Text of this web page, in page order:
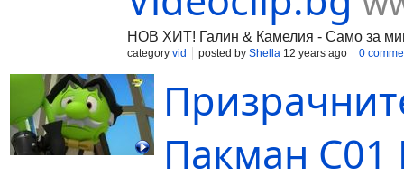
НОВ ХИТ! Галин & Камелия - Само за
category vid posted by Shella 12 years ago 0
Пакман С01